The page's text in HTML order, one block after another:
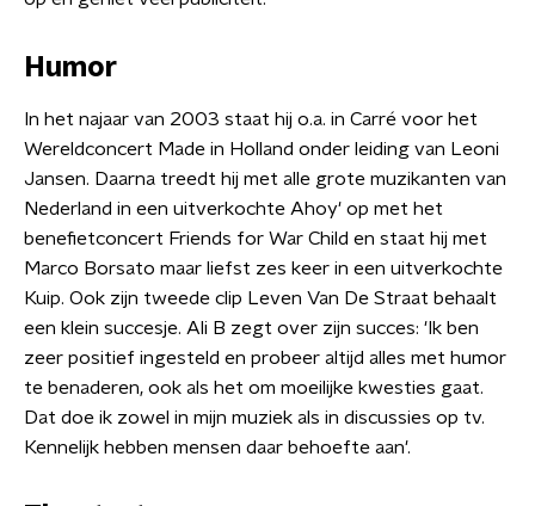
Humor
In het najaar van 2003 staat hij o.a. in Carré voor het
Wereldconcert Made in Holland onder leiding van Leoni
Jansen. Daarna treedt hij met alle grote muzikanten van
Nederland in een uitverkochte Ahoy' op met het
benefietconcert Friends for War Child en staat hij met
Marco Borsato maar liefst zes keer in een uitverkochte
Kuip. Ook zijn tweede clip Leven Van De Straat behaalt
een klein succesje. Ali B zegt over zijn succes: 'Ik ben
zeer positief ingesteld en probeer altijd alles met humor
te benaderen, ook als het om moeilijke kwesties gaat.
Dat doe ik zowel in mijn muziek als in discussies op tv.
Kennelijk hebben mensen daar behoefte aan'.